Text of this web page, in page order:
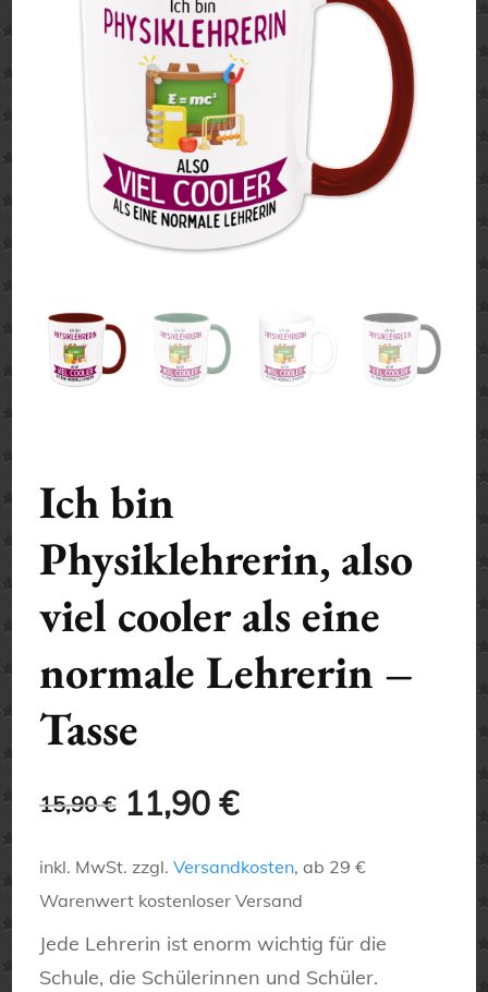
Ich bin
Physiklehrerin, also
viel cooler als eine
normale Lehrerin –
Tasse
15,90€ Ursprünglicher
Preis
war:
15,90 €
11,90€Aktueller
Preis
ist:
11,90 €.
inkl. MwSt. zzgl.Versandkosten, ab 29 €
Warenwert kostenloser Versand
Jede Lehrerin ist enorm wichtig für die
Schule, die Schülerinnen und Schüler.